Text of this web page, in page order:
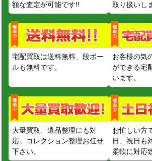
額な査定が可能です!!
取り扱いし
宅配買取は送料無料、段ボー
ルも無料です。
お客様の気
ができる宅
います。
大量買取、遺品整理にも対
応。コレクション整理お任せ
下さい。
お忙しい方
日、祝日も
柔軟に対応